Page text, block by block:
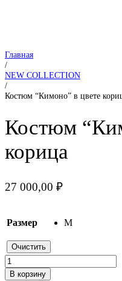
Главная
/
NEW COLLECTION
/
Костюм “Кимоно” в цвете
Костюм
корица
27 000,00 ₽
Размер M
Очистить
Количество
товара
В корзину